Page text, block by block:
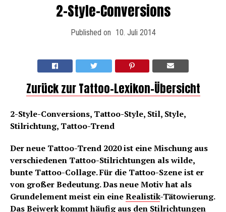
2-Style-Conversions
Published on 10. Juli 2014
Zurück zur Tattoo-Lexikon-Übersicht
2-Style-Conversions, Tattoo-Style, Stil, Style,
Stilrichtung, Tattoo-Trend
Der neue Tattoo-Trend 2020 ist eine Mischung aus
verschiedenen Tattoo-Stilrichtungen als wilde,
bunte Tattoo-Collage. Für die Tattoo-Szene ist er
von großer Bedeutung. Das neue Motiv hat als
Grundelement meist ein eineRealistik-Tätowierung.
Das Beiwerk kommt häufig aus den Stilrichtungen